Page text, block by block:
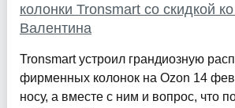
колонки Tronsmart со скидкой
Валентина
Tronsmart устроил грандиозную
фирменных колонок на Ozon 14
носу, а вместе с ним и вопрос, что